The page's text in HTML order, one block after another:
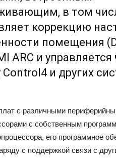
в том
коррекцию
помещения
ARC и управляется
и других
с различными
с собственным
его программное
с поддержкой связи с